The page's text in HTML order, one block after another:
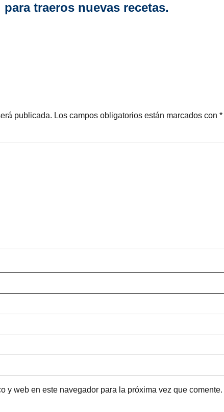
para traeros nuevas recetas.
publicada. Los campos obligatorios están marcados con *
y web en este navegador para la próxima vez que comente.